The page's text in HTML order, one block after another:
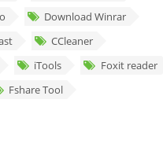
Download Winrar
CCleaner
iTools
Foxit reader
Fshare Tool